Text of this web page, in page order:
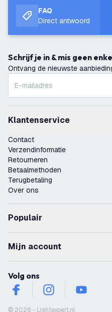
FAQ
Direct antwoord
Schrijf je in & mis geen
Ontvang de nieuwste
Klantenservice
Contact
Verzendinformatie
Retourneren
Betaalmethoden
Terugbetaling
Over ons
Populair
Mijn account
Volg ons
facebookinstagramyoutube
© 2026 - Lightexpert.nl